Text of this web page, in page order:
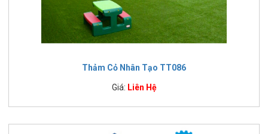
Thảm Cỏ Nhân Tạo TT086
Giá: Liên Hệ